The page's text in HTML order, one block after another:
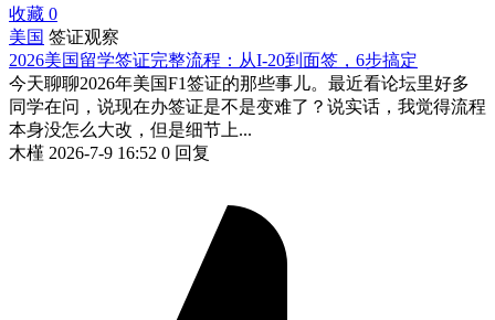
收藏 0
美国 签证观察
2026美国留学签证完整流程：从I-20到面签，6步搞定
今天聊聊2026年美国F1签证的那些事儿。最近看论坛里好多
同学在问，说现在办签证是不是变难了？说实话，我觉得流程
本身没怎么大改，但是细节上...
木槿 2026-7-9 16:52 0 回复